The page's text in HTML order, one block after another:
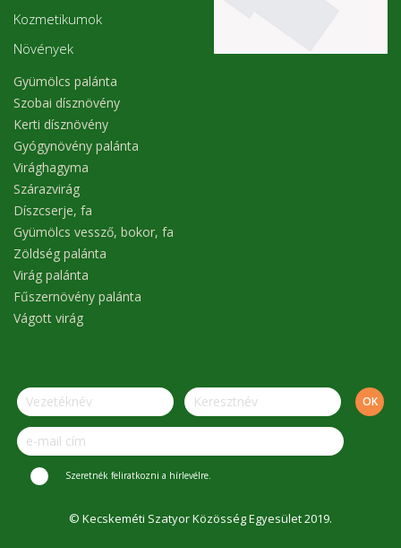
Kozmetikumok
Növények
Gyümölcs palánta
Szobai dísznövény
Kerti dísznövény
Gyógynövény palánta
Virághagyma
Szárazvirág
Díszcserje, fa
Gyümölcs vessző, bokor, fa
Zöldség palánta
Virág palánta
Fűszernövény palánta
Vágott virág
Szeretnék feliratkozni a hírlevélre.
© Kecskeméti Szatyor Közösség Egyesület 2019.